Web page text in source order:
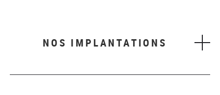
NOS IMPLANTATIONS